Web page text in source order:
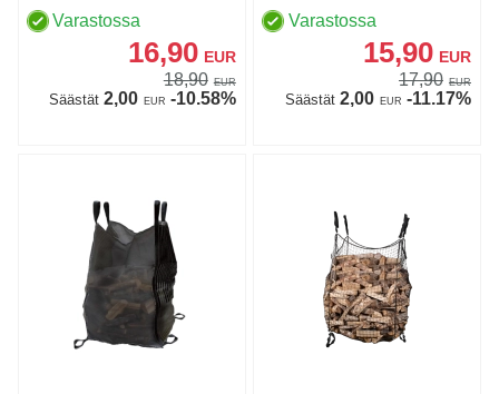
Varastossa
16,90 EUR
18,90 EUR
Säästät2,00 EUR -10.58%
Varastossa
15,90 EUR
17,90 EUR
Säästät2,00 EUR -11.17%